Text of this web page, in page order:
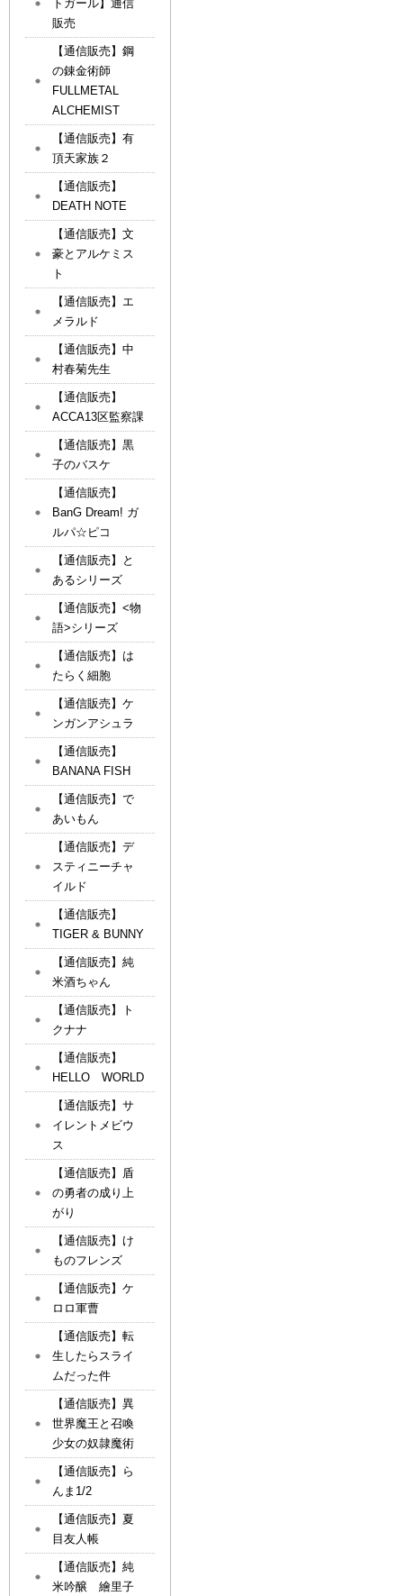
トガール】通信
販売
【通信販売】鋼
の錬金術師
FULLMETAL
ALCHEMIST
【通信販売】有
頂天家族２
【通信販売】
DEATH NOTE
【通信販売】文
豪とアルケミス
ト
【通信販売】エ
メラルド
【通信販売】中
村春菊先生
【通信販売】
ACCA13区監察課
【通信販売】黒
子のバスケ
【通信販売】
BanG Dream! ガ
ルパ☆ピコ
【通信販売】と
あるシリーズ
【通信販売】<物
語>シリーズ
【通信販売】は
たらく細胞
【通信販売】ケ
ンガンアシュラ
【通信販売】
BANANA FISH
【通信販売】で
あいもん
【通信販売】デ
スティニーチャ
イルド
【通信販売】
TIGER & BUNNY
【通信販売】純
米酒ちゃん
【通信販売】ト
クナナ
【通信販売】
HELLO WORLD
【通信販売】サ
イレントメビウ
ス
【通信販売】盾
の勇者の成り上
がり
【通信販売】け
ものフレンズ
【通信販売】ケ
ロロ軍曹
【通信販売】転
生したらスライ
ムだった件
【通信販売】異
世界魔王と召喚
少女の奴隷魔術
【通信販売】ら
んま1/2
【通信販売】夏
目友人帳
【通信販売】純
米吟醸 繪里子